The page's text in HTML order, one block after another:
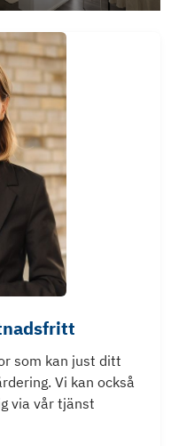
som kan just ditt
Vi kan också
via vår tjänst